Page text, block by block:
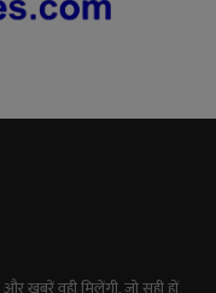
खबरें वही मिलेंगी, जो सही हों